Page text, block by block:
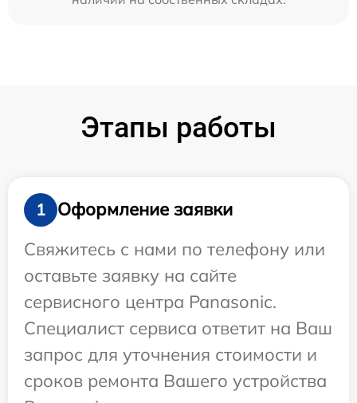
Этапы работы
1
Оформление заявки
Свяжитесь с нами по телефону или
оставьте заявку на сайте
сервисного центра Panasonic.
Специалист сервиса ответит на Ваш
запрос для уточнения стоимости и
сроков ремонта Вашего устройства